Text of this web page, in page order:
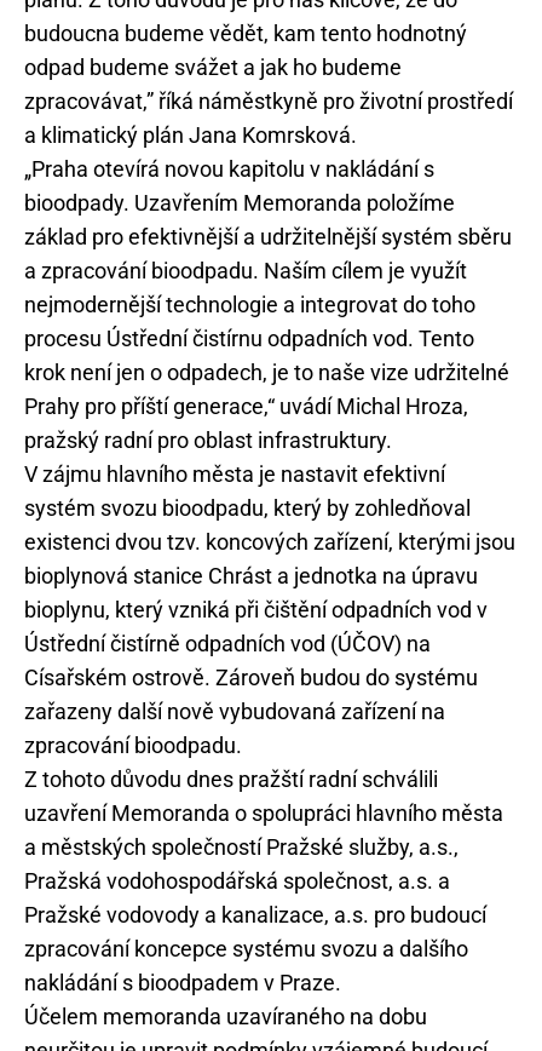
budoucna budeme vědět, kam tento hodnotný
odpad budeme svážet a jak ho budeme
zpracovávat,” říká náměstkyně pro životní prostředí
a klimatický plán Jana Komrsková.
„Praha otevírá novou kapitolu v nakládání s
bioodpady. Uzavřením Memoranda položíme
základ pro efektivnější a udržitelnější systém sběru
a zpracování bioodpadu. Naším cílem je využít
nejmodernější technologie a integrovat do toho
procesu Ústřední čistírnu odpadních vod. Tento
krok není jen o odpadech, je to naše vize udržitelné
Prahy pro příští generace,“ uvádí Michal Hroza,
pražský radní pro oblast infrastruktury.
V zájmu hlavního města je nastavit efektivní
systém svozu bioodpadu, který by zohledňoval
existenci dvou tzv. koncových zařízení, kterými jsou
bioplynová stanice Chrást a jednotka na úpravu
bioplynu, který vzniká při čištění odpadních vod v
Ústřední čistírně odpadních vod (ÚČOV) na
Císařském ostrově. Zároveň budou do systému
zařazeny další nově vybudovaná zařízení na
zpracování bioodpadu.
Z tohoto důvodu dnes pražští radní schválili
uzavření Memoranda o spolupráci hlavního města
a městských společností Pražské služby, a.s.,
Pražská vodohospodářská společnost, a.s. a
Pražské vodovody a kanalizace, a.s. pro budoucí
zpracování koncepce systému svozu a dalšího
nakládání s bioodpadem v Praze.
Účelem memoranda uzavíraného na dobu